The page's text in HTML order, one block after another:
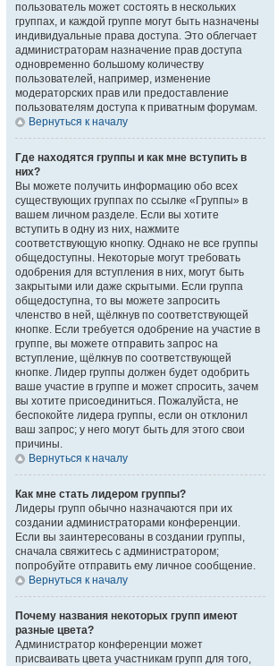
пользователь может состоять в нескольких
группах, и каждой группе могут быть назначены
индивидуальные права доступа. Это облегчает
администраторам назначение прав доступа
одновременно большому количеству
пользователей, например, изменение
модераторских прав или предоставление
пользователям доступа к приватным форумам.
Вернуться к началу
Где находятся группы и как мне вступить в
них?
Вы можете получить информацию обо всех
существующих группах по ссылке «Группы» в
вашем личном разделе. Если вы хотите
вступить в одну из них, нажмите
соответствующую кнопку. Однако не все группы
общедоступны. Некоторые могут требовать
одобрения для вступления в них, могут быть
закрытыми или даже скрытыми. Если группа
общедоступна, то вы можете запросить
членство в ней, щёлкнув по соответствующей
кнопке. Если требуется одобрение на участие в
группе, вы можете отправить запрос на
вступление, щёлкнув по соответствующей
кнопке. Лидер группы должен будет одобрить
ваше участие в группе и может спросить, зачем
вы хотите присоединиться. Пожалуйста, не
беспокойте лидера группы, если он отклонил
ваш запрос; у него могут быть для этого свои
причины.
Вернуться к началу
Как мне стать лидером группы?
Лидеры групп обычно назначаются при их
создании администраторами конференции.
Если вы заинтересованы в создании группы,
сначала свяжитесь с администратором;
попробуйте отправить ему личное сообщение.
Вернуться к началу
Почему названия некоторых групп имеют
разные цвета?
Администратор конференции может
присваивать цвета участникам групп для того,